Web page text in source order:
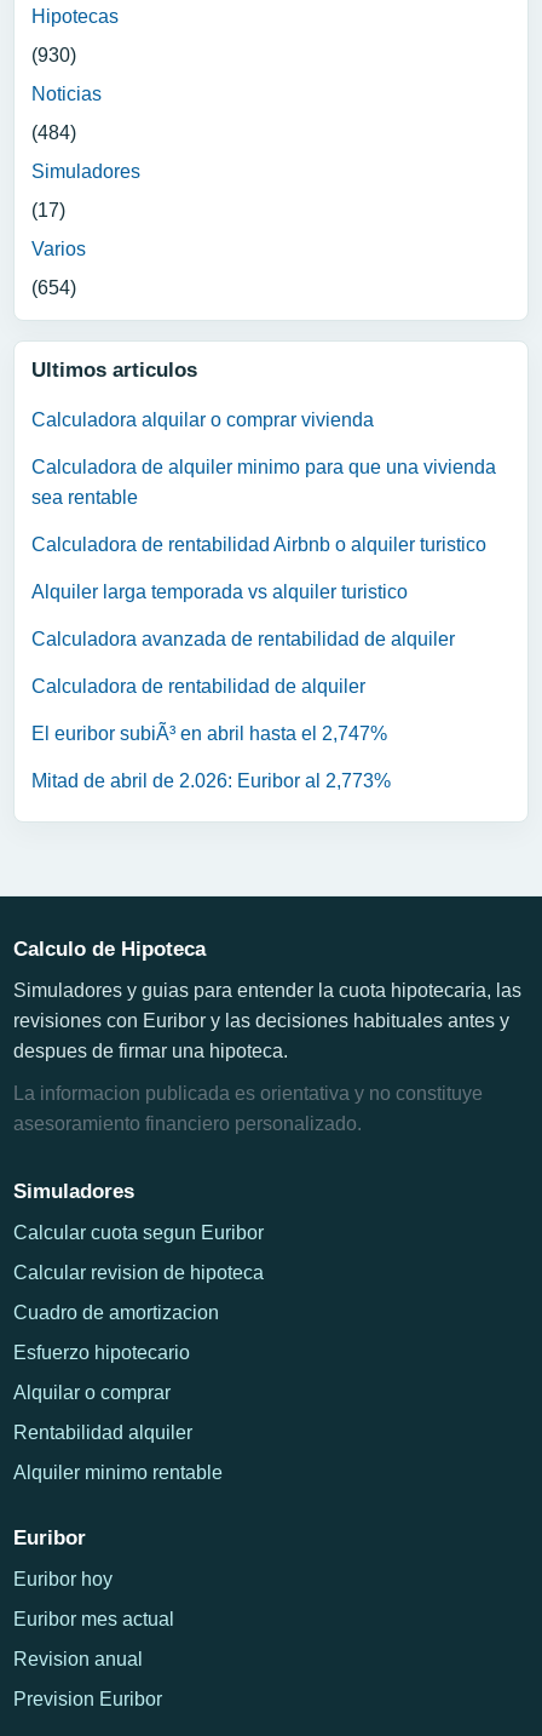
Hipotecas
(930)
Noticias
(484)
Simuladores
(17)
Varios
(654)
Ultimos articulos
Calculadora alquilar o comprar vivienda
Calculadora de alquiler minimo para que una vivienda
sea rentable
Calculadora de rentabilidad Airbnb o alquiler turistico
Alquiler larga temporada vs alquiler turistico
Calculadora avanzada de rentabilidad de alquiler
Calculadora de rentabilidad de alquiler
El euribor subiÃ³ en abril hasta el 2,747%
Mitad de abril de 2.026: Euribor al 2,773%
Calculo de Hipoteca
Simuladores y guias para entender la cuota hipotecaria, las
revisiones con Euribor y las decisiones habituales antes y
despues de firmar una hipoteca.
La informacion publicada es orientativa y no constituye
asesoramiento financiero personalizado.
Simuladores
Calcular cuota segun Euribor
Calcular revision de hipoteca
Cuadro de amortizacion
Esfuerzo hipotecario
Alquilar o comprar
Rentabilidad alquiler
Alquiler minimo rentable
Euribor
Euribor hoy
Euribor mes actual
Revision anual
Prevision Euribor